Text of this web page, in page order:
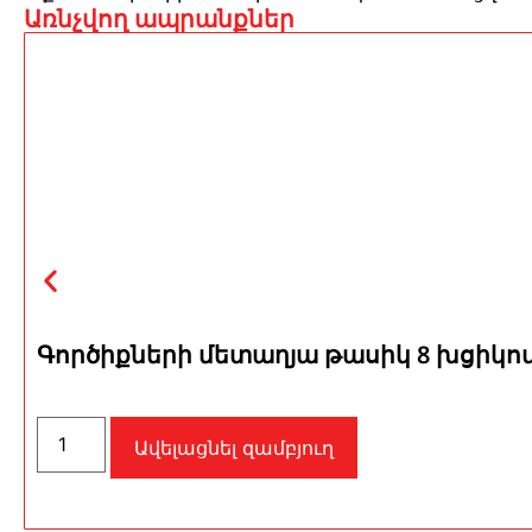
Առնչվող ապրանքներ
Գործիքների մետաղյա թասիկ 8
Ավելացնել զամբյուղ